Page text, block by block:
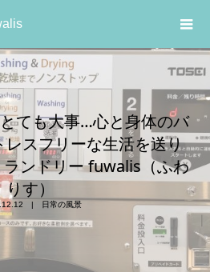
ても大事…心と身体のバ
レスフリーな生活を送り
ンドリー fuwalis（ふわ
りす）
日常の風景